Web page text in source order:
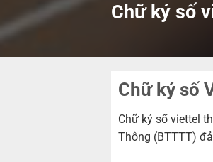
Chữ ký số
Chữ ký số
Chữ ký số viettel
Thông (BTTTT)